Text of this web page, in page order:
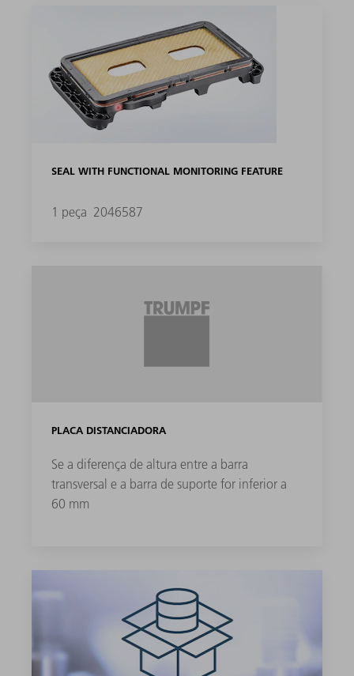
SEAL WITH FUNCTIONAL MONITORING FEATURE
1 peça 2046587
PLACA DISTANCIADORA
Se a diferença de altura entre a barra
transversal e a barra de suporte for inferior a
60 mm